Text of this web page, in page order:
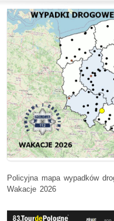
Ważne informacje
Policyjna mapa wypadków
Wakacje 2026